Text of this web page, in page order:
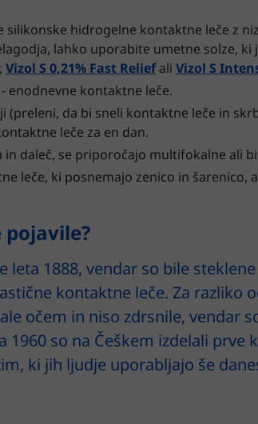
silikonske hidrogelne kontaktne leče z
lahko uporabite umetne solze, ki
Vizol S 0,21% Fast Reliefali Vizol S
enodnevne kontaktne leče.
(preleni, da bi sneli kontaktne leče in
leče za en dan.
in daleč, se priporočajo multifokalne ali
leče, ki posnemajo zenico in šarenico,
pojavile?
leta 1888, vendar so bile
kontaktne leče. Za razliko
očem in niso zdrsnile, vendar
1960 so na Češkem izdelali prve
ki jih ljudje uporabljajo še